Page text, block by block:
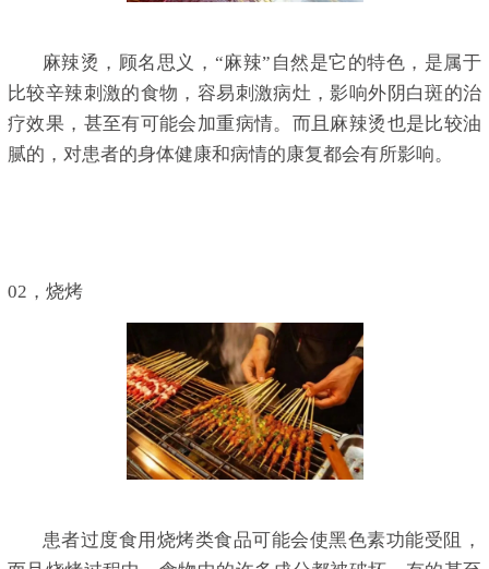
麻辣烫，顾名思义，“麻辣”自然是它的特色，是属于
比较辛辣刺激的食物，容易刺激病灶，影响外阴白斑的治
疗效果，甚至有可能会加重病情。而且麻辣烫也是比较油
腻的，对患者的身体健康和病情的康复都会有所影响。
02，烧烤
患者过度食用烧烤类食品可能会使黑色素功能受阻，